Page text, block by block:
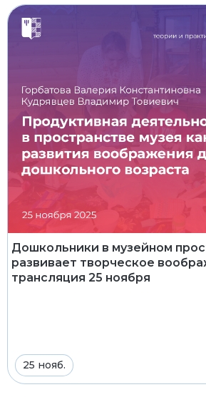
Дошкольники в музейном
развивает творческое
трансляция 25 ноября
25 нояб.